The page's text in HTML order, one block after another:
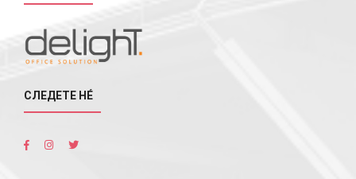
СЛЕДЕТЕ НÉ